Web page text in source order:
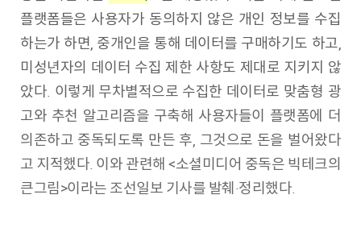
플랫폼들은 사용자가 동의하지 않은 개인 정보를 수집
하는가 하면, 중개인을 통해 데이터를 구매하기도 하고,
미성년자의 데이터 수집 제한 사항도 제대로 지키지 않
았다. 이렇게 무차별적으로 수집한 데이터로 맞춤형 광
고와 추천 알고리즘을 구축해 사용자들이 플랫폼에 더
의존하고 중독되도록 만든 후, 그것으로 돈을 벌어왔다
고 지적했다. 이와 관련해 <소셜미디어 중독은 빅테크의
큰그림>이라는 조선일보 기사를 발췌·정리했다.